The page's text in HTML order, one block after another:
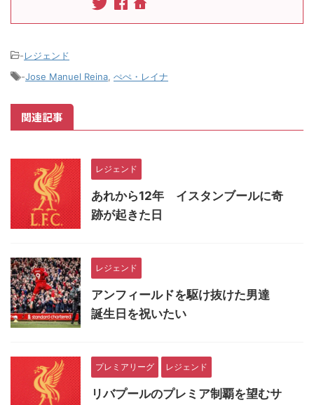
-レジェンド
-Jose Manuel Reina, ぺぺ・レイナ
関連記事
レジェンド
あれから12年 イスタンブールに奇
跡が起きた日
レジェンド
アンフィールドを駆け抜けた男達
誕生日を祝いたい
プレミアリーグ レジェンド
リバプールのプレミア制覇を望むサ